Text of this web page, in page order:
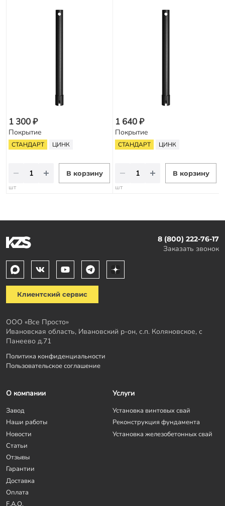
1 300 ₽
Покрытие
СТАНДАРТ ЦИНК
В корзину
шт
1 640 ₽
Покрытие
СТАНДАРТ ЦИНК
В корзину
шт
8 (800) 222-76-17
Заказать звонок
Клиентский сервис
ООО «Все Просто»
Ивановская область, Ивановский р-он, с.п. Коляновское, с
Панеево д.71
Политика конфиденциальности
Пользовательское соглашение
О компании
Завод
Наши работы
Новости
Статьи
Отзывы
Гарантии
Доставка
Оплата
F.A.Q.
Услуги
Установка винтовых свай
Реконструкция фундамента
Установка железобетонных свай